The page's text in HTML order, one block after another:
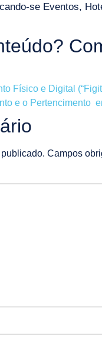
se Eventos,
Físico e Digital
e o Pertencimento
Campos